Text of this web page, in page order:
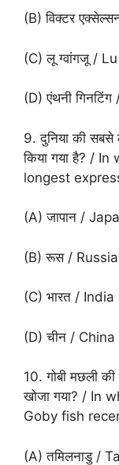
(B) विक्टर
(C) लू ग्वांगजू /
(D) एंथनी
9. दुनिया की सबसे
किया गया है? /
longest
(A) जापान /
(B) रूस / Russia
(C) भारत / India
(D) चीन / China
10. गोबी मछली की
खोजा गया? / In
Goby fish
(A) तमिलनाडु /